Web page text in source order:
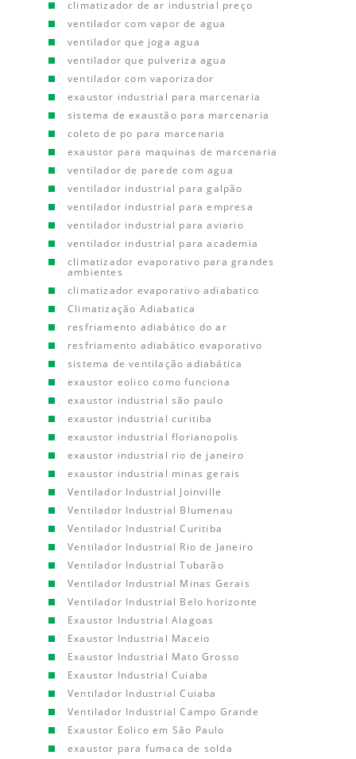
climatizador de ar industrial preço
ventilador com vapor de agua
ventilador que joga agua
ventilador que pulveriza agua
ventilador com vaporizador
exaustor industrial para marcenaria
sistema de exaustão para marcenaria
coleto de po para marcenaria
exaustor para maquinas de marcenaria
ventilador de parede com agua
ventilador industrial para galpão
ventilador industrial para empresa
ventilador industrial para aviario
ventilador industrial para academia
climatizador evaporativo para grandes
ambientes
climatizador evaporativo adiabatico
Climatização Adiabatica
resfriamento adiabático do ar
resfriamento adiabático evaporativo
sistema de ventilação adiabática
exaustor eolico como funciona
exaustor industrial são paulo
exaustor industrial curitiba
exaustor industrial florianopolis
exaustor industrial rio de janeiro
exaustor industrial minas gerais
Ventilador Industrial Joinville
Ventilador Industrial Blumenau
Ventilador Industrial Curitiba
Ventilador Industrial Rio de Janeiro
Ventilador Industrial Tubarão
Ventilador Industrial Minas Gerais
Ventilador Industrial Belo horizonte
Exaustor Industrial Alagoas
Exaustor Industrial Maceio
Exaustor Industrial Mato Grosso
Exaustor Industrial Cuiaba
Ventilador Industrial Cuiaba
Ventilador Industrial Campo Grande
Exaustor Eolico em São Paulo
exaustor para fumaca de solda